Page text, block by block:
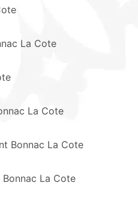
La Cote
La Cote
Bonnac La Cote
La Cote